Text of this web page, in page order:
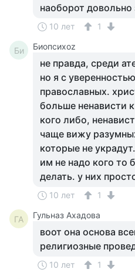
наоборот довольно
10 лет 1
Би Биопсихоz
не правда, среди
но я с
православных.
больше ненависти
кого либо,
чаще вижу
которые не
им не надо кого то
делать. у них
10 лет 1
ГА Гульназ Ахадова
воот она основа
религиозные
10 лет 1